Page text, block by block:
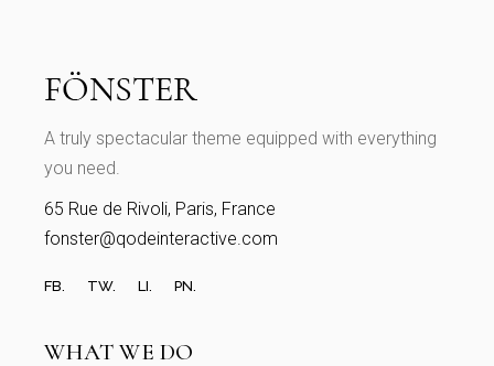
A truly spectacular theme equipped with everything
you need.
65 Rue de Rivoli, Paris, France
fonster@qodeinteractive.com
FB. TW. LI. PN.
WHAT WE DO